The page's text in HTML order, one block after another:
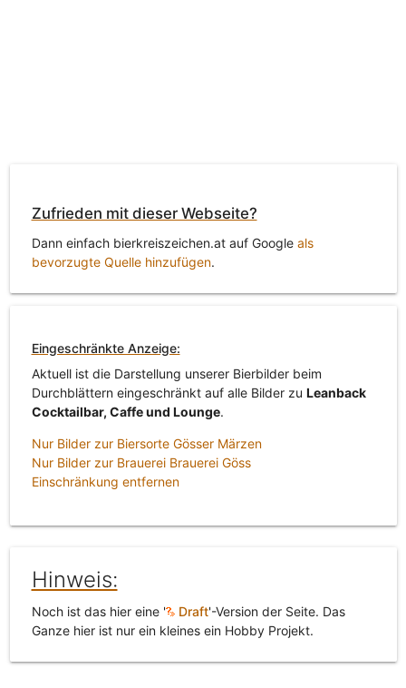
Zufrieden mit dieser Webseite?
Dann einfach bierkreiszeichen.at auf Google als
bevorzugte Quelle hinzufügen.
Eingeschränkte Anzeige:
Aktuell ist die Darstellung unserer Bierbilder beim
Durchblättern eingeschränkt auf alle Bilder zu Leanback
Cocktailbar, Caffe und Lounge.
Nur Bilder zur Biersorte Gösser Märzen
Nur Bilder zur Brauerei Brauerei Göss
Einschränkung entfernen
Hinweis:
Noch ist das hier eine ' Draft'-Version der Seite. Das
Ganze hier ist nur ein kleines ein Hobby Projekt.